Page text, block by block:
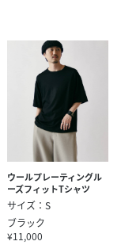
ウールプレーティングル
ーズフィットTシャツ
サイズ：S
ブラック
¥11,000